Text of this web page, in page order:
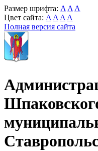
Размер шрифта: A A A
Цвет сайта: A A A A
Полная версия сайта